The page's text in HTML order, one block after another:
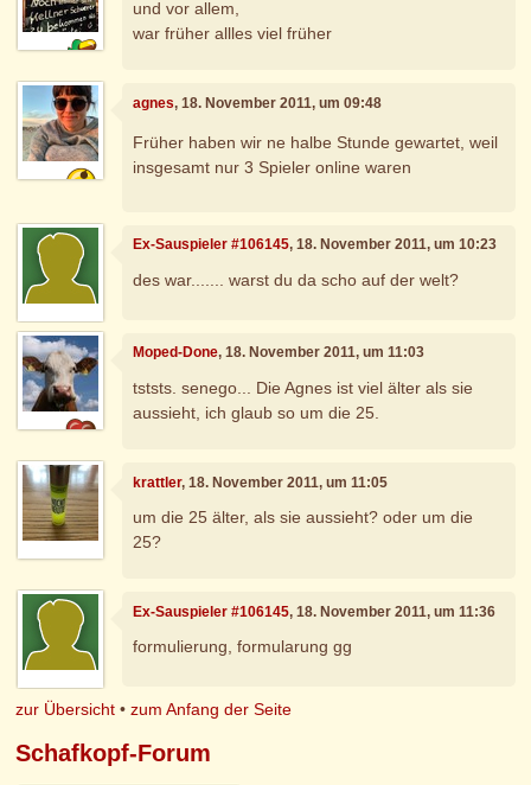
und vor allem,
war früher allles viel früher
agnes, 18. November 2011, um 09:48
Früher haben wir ne halbe Stunde gewartet, weil
insgesamt nur 3 Spieler online waren
Ex-Sauspieler #106145, 18. November 2011, um 10:23
des war....... warst du da scho auf der welt?
Moped-Done, 18. November 2011, um 11:03
tststs. senego... Die Agnes ist viel älter als sie
aussieht, ich glaub so um die 25.
krattler, 18. November 2011, um 11:05
um die 25 älter, als sie aussieht? oder um die
25?
Ex-Sauspieler #106145, 18. November 2011, um 11:36
formulierung, formularung gg
zur Übersicht •zum Anfang der Seite
Schafkopf-Forum